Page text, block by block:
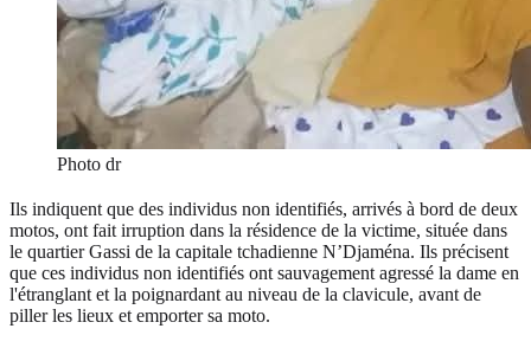
Photo dr
Ils indiquent que des individus non identifiés, arrivés à bord de deux
motos, ont fait irruption dans la résidence de la victime, située dans
le quartier Gassi de la capitale tchadienne N’Djaména. Ils précisent
que ces individus non identifiés ont sauvagement agressé la dame en
l'étranglant et la poignardant au niveau de la clavicule, avant de
piller les lieux et emporter sa moto.